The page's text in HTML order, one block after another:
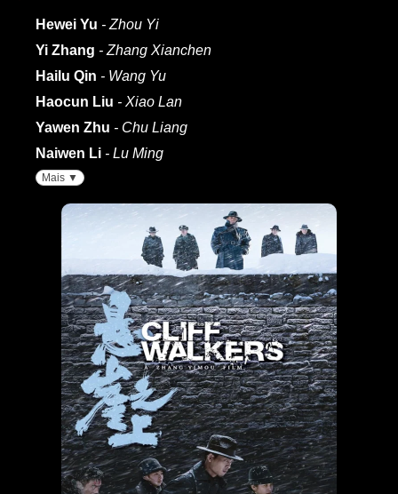
Hewei Yu - Zhou Yi
Yi Zhang - Zhang Xianchen
Hailu Qin - Wang Yu
Haocun Liu - Xiao Lan
Yawen Zhu - Chu Liang
Naiwen Li - Lu Ming
Mais ▼